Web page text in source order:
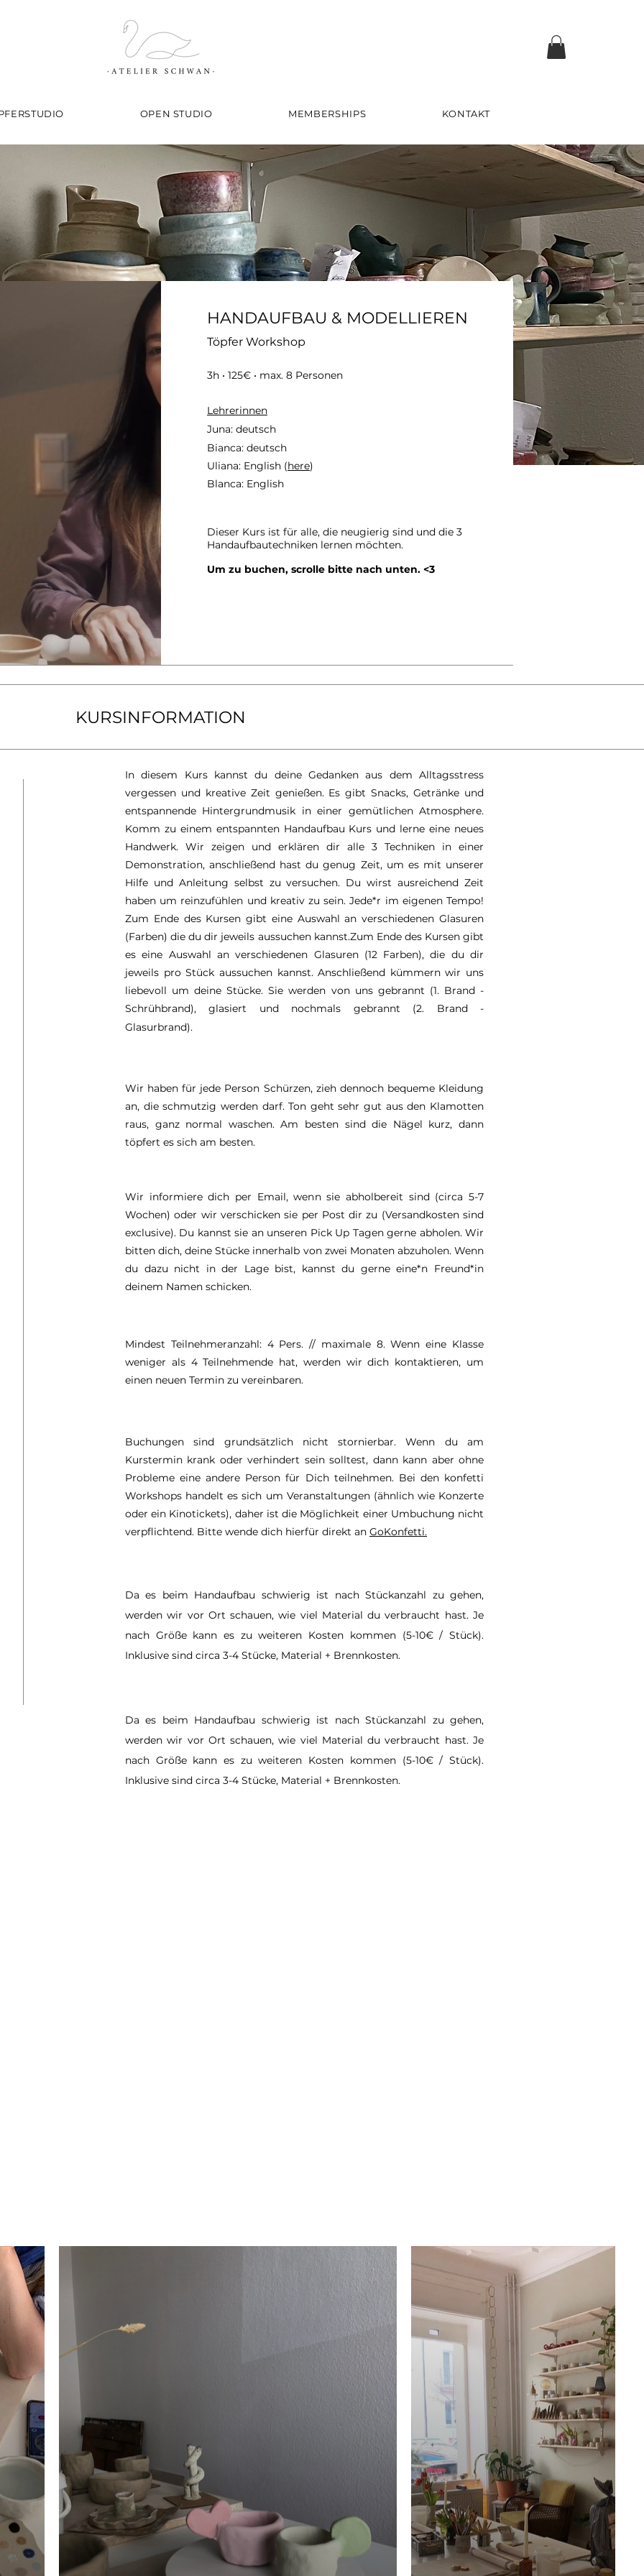
OPEN STUDIO MEMBERSHIPS KONTAKT
HANDAUFBAU & MODELLIEREN
Töpfer Workshop
3h • 125€ • max. 8 Personen
Lehrerinnen
Juna: deutsch
Bianca: deutsch
Uliana: English (here)
Blanca: English
Dieser Kurs ist für alle, die neugierig sind und die 3
Handaufbautechniken lernen möchten.
Um zu buchen, scrolle bitte nach unten. <3
KURSINFORMATION
In diesem Kurs kannst du deine Gedanken aus dem Alltagsstress
vergessen und kreative Zeit genießen. Es gibt Snacks, Getränke und
entspannende Hintergrundmusik in einer gemütlichen Atmosphere.
Komm zu einem entspannten Handaufbau Kurs und lerne eine neues
Handwerk. Wir zeigen und erklären dir alle 3 Techniken in einer
Demonstration, anschließend hast du genug Zeit, um es mit unserer
Hilfe und Anleitung selbst zu versuchen. Du wirst ausreichend Zeit
haben um reinzufühlen und kreativ zu sein. Jede*r im eigenen Tempo!
Zum Ende des Kursen gibt eine Auswahl an verschiedenen Glasuren
(Farben) die du dir jeweils aussuchen kannst.Zum Ende des Kursen gibt
es eine Auswahl an verschiedenen Glasuren (12 Farben), die du dir
jeweils pro Stück aussuchen kannst. Anschließend kümmern wir uns
liebevoll um deine Stücke. Sie werden von uns gebrannt (1. Brand -
Schrühbrand), glasiert und nochmals gebrannt (2. Brand -
Glasurbrand).
Wir haben für jede Person Schürzen, zieh dennoch bequeme Kleidung
an, die schmutzig werden darf. Ton geht sehr gut aus den Klamotten
raus, ganz normal waschen. Am besten sind die Nägel kurz, dann
töpfert es sich am besten.
Wir informiere dich per Email, wenn sie abholbereit sind (circa 5-7
Wochen) oder wir verschicken sie per Post dir zu (Versandkosten sind
exclusive). Du kannst sie an unseren Pick Up Tagen gerne abholen. Wir
bitten dich, deine Stücke innerhalb von zwei Monaten abzuholen. Wenn
du dazu nicht in der Lage bist, kannst du gerne eine*n Freund*in
deinem Namen schicken.
Mindest Teilnehmeranzahl: 4 Pers. // maximale 8. Wenn eine Klasse
weniger als 4 Teilnehmende hat, werden wir dich kontaktieren, um
einen neuen Termin zu vereinbaren.
Buchungen sind grundsätzlich nicht stornierbar. Wenn du am
Kurstermin krank oder verhindert sein solltest, dann kann aber ohne
Probleme eine andere Person für Dich teilnehmen. Bei den konfetti
Workshops handelt es sich um Veranstaltungen (ähnlich wie Konzerte
oder ein Kinotickets), daher ist die Möglichkeit einer Umbuchung nicht
verpflichtend. Bitte wende dich hierfür direkt an GoKonfetti.
Da es beim Handaufbau schwierig ist nach Stückanzahl zu gehen,
werden wir vor Ort schauen, wie viel Material du verbraucht hast. Je
nach Größe kann es zu weiteren Kosten kommen (5-10€ / Stück).
Inklusive sind circa 3-4 Stücke, Material + Brennkosten.
Da es beim Handaufbau schwierig ist nach Stückanzahl zu gehen,
werden wir vor Ort schauen, wie viel Material du verbraucht hast. Je
nach Größe kann es zu weiteren Kosten kommen (5-10€ / Stück).
Inklusive sind circa 3-4 Stücke, Material + Brennkosten.